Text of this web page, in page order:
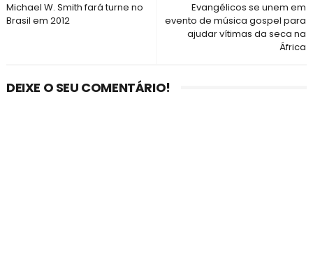
Evangélicos se unem em
evento de música gospel para
ajudar vítimas da seca na
África
Michael W. Smith fará turne no
Brasil em 2012
DEIXE O SEU COMENTÁRIO!